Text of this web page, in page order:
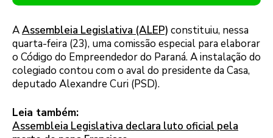
AAssembleia Legislativa (ALEP) constituiu, nessa
quarta-feira (23), uma comissão especial para elaborar
o Código do Empreendedor do Paraná. A instalação do
colegiado contou com o aval do presidente da Casa,
deputado Alexandre Curi (PSD).
Leia também:
Assembleia Legislativa declara luto oficial pela